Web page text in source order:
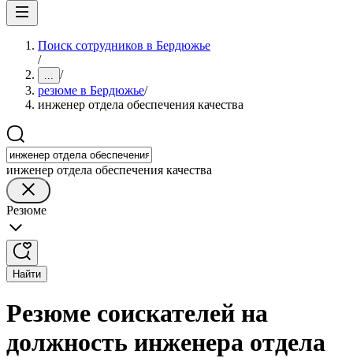
Поиск сотрудников в Бердюжье
/
... /
резюме в Бердюжье/
инженер отдела обеспечения качества
инженер отдела обеспечения качества
Резюме
Найти
Резюме соискателей на
должность инженера отдела